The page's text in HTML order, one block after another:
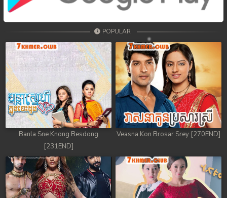
POPULAR
Banla Sne Knong Besdong
[231END]
Veasna Kon Brosar Srey [270END]